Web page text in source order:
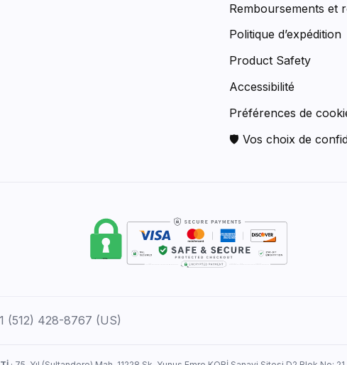
Remboursements et
Politique d’expédition
Product Safety
Accessibilité
Préférences de
🛡 Vos choix de
(512) 428-8767 (US)